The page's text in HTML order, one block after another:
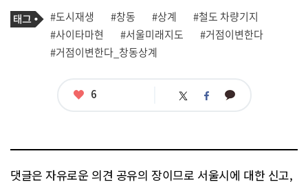
기
사
관
련
태
태
그
#도시재생 #창동 #상계
#철도 차량기지
#사이타마현
#서울미래지도
#거점이변한다
#거점이변한다_창동상계
좋
6 트 페 카
댓글은 자유로운 의견 공유의 장이므로 서울시에 대한 신고,